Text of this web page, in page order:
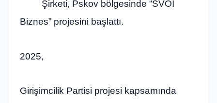
Şirketi, Pskov bölgesinde “SVOI
Biznes” projesini başlattı.
2025,
Girişimcilik Partisi projesi kapsamında